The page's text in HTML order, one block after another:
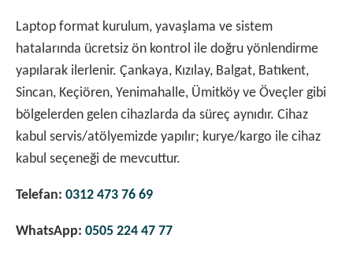
Laptop format kurulum, yavaşlama ve sistem
hatalarında ücretsiz ön kontrol ile doğru yönlendirme
yapılarak ilerlenir. Çankaya, Kızılay, Balgat, Batıkent,
Sincan, Keçiören, Yenimahalle, Ümitköy ve Öveçler gibi
bölgelerden gelen cihazlarda da süreç aynıdır. Cihaz
kabul servis/atölyemizde yapılır; kurye/kargo ile cihaz
kabul seçeneği de mevcuttur.
Telefan: 0312 473 76 69
WhatsApp: 0505 224 47 77